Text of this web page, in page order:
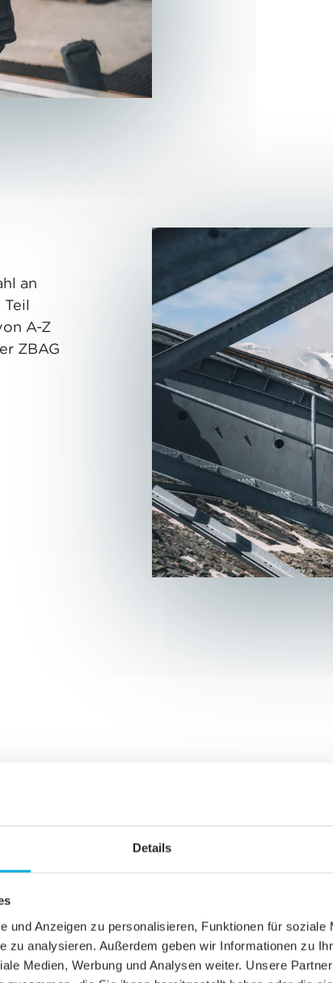
Details
und Anzeigen zu personalisieren, Funktionen für soziale
zu analysieren. Außerdem geben wir Informationen zu
Medien, Werbung und Analysen weiter. Unsere
an
A-Z
ZBAG